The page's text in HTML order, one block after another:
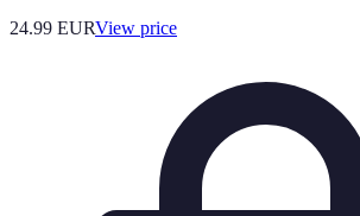
24.99 EURView price